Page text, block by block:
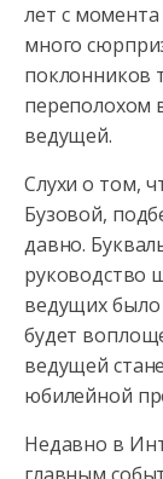
лет с
много
поклонников
переполохом
ведущей.
Слухи о том,
Бузовой,
давно.
руководство
ведущих было
будет
ведущей
юбилейной
Недавно в